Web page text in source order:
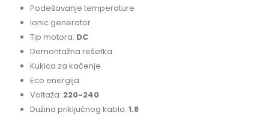
Podešavanje temperature
Ionic generator
Tip motora: DC
Demontažna rešetka
Kukica za kačenje
Eco energija
Voltaža: 220-240
Dužina priključnog kabla: 1.8